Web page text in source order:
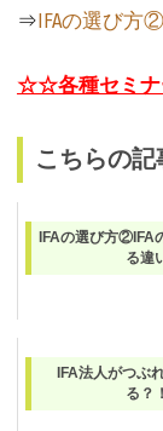
⇒IFAの選び方
☆☆各種セミナ
こちらの
IFAの選び方②IFA
る違
IFA法人がつぶ
る？！